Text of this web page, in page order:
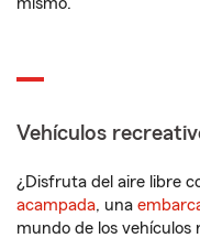
mismo.
Vehículos
¿Disfruta del aire libre
acampada, una
mundo de los vehículos